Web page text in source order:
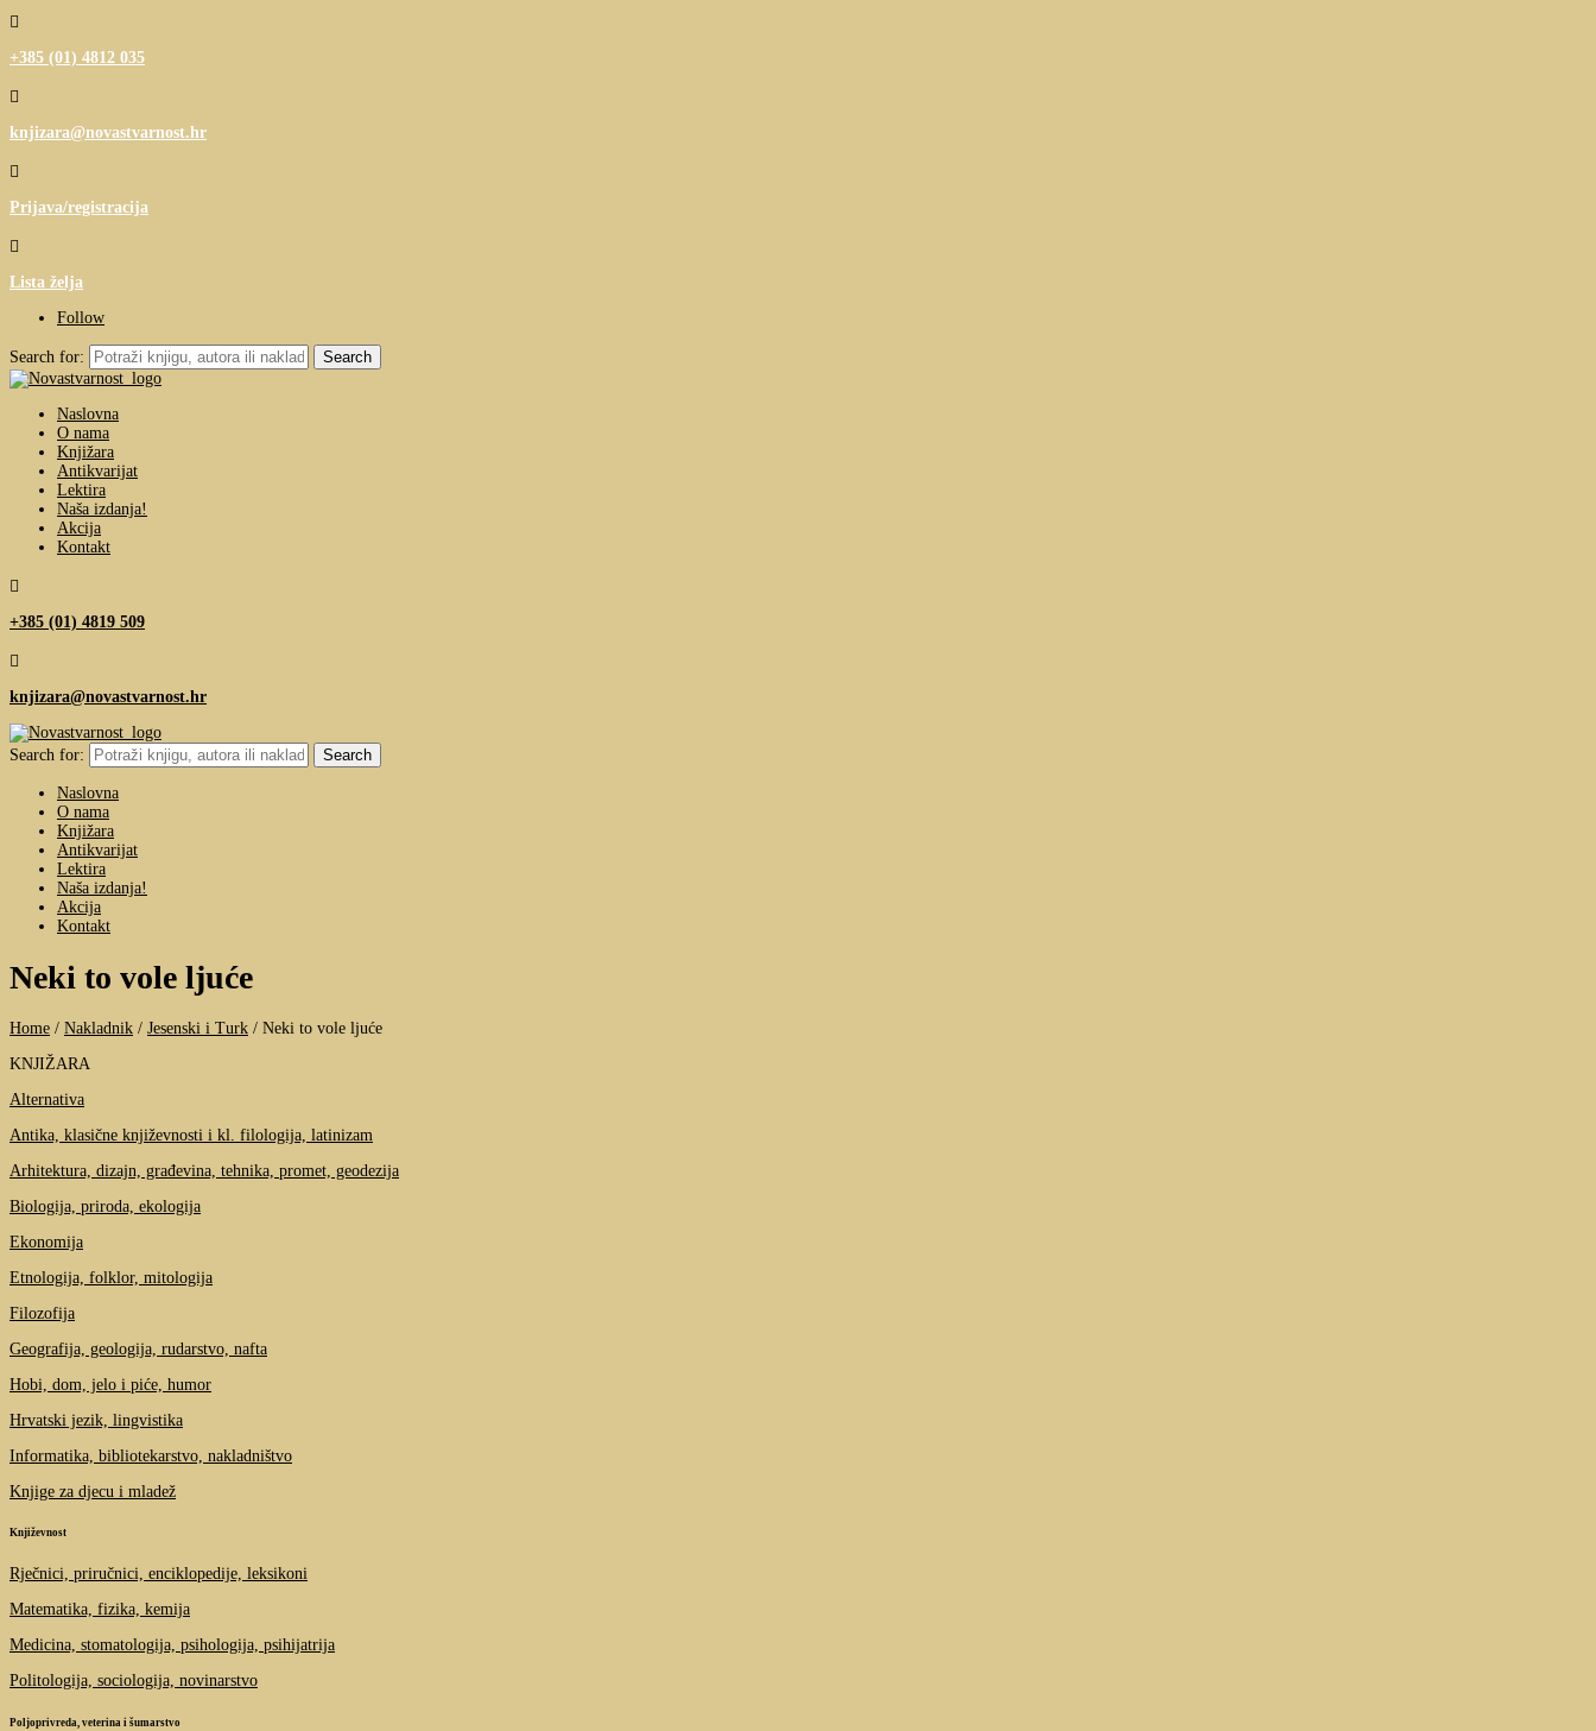

+385 (01) 4812 035

knjizara@novastvarnost.hr

Prijava/registracija

Lista želja
Follow
Search for:
Naslovna
O nama
Knjižara
Antikvarijat
Lektira
Naša izdanja!
Akcija
Kontakt

+385 (01) 4819 509

knjizara@novastvarnost.hr
Search for:
Naslovna
O nama
Knjižara
Antikvarijat
Lektira
Naša izdanja!
Akcija
Kontakt
Neki to vole ljuće
Home / Nakladnik / Jesenski i Turk / Neki to vole ljuće
KNJIŽARA
Alternativa
Antika, klasične književnosti i kl. filologija, latinizam
Arhitektura, dizajn, građevina, tehnika, promet, geodezija
Biologija, priroda, ekologija
Ekonomija
Etnologija, folklor, mitologija
Filozofija
Geografija, geologija, rudarstvo, nafta
Hobi, dom, jelo i piće, humor
Hrvatski jezik, lingvistika
Informatika, bibliotekarstvo, nakladništvo
Knjige za djecu i mladež
Književnost
Rječnici, priručnici, enciklopedije, leksikoni
Matematika, fizika, kemija
Medicina, stomatologija, psihologija, psihijatrija
Politologija, sociologija, novinarstvo
Poljoprivreda, veterina i šumarstvo